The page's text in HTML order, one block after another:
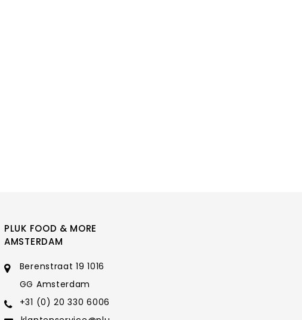
PLUK FOOD & MORE
AMSTERDAM
Berenstraat 19 1016
GG Amsterdam
+31 (0) 20 330 6006